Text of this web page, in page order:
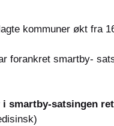
kommuner økt fra
forankret smartby-
smartby-satsingen